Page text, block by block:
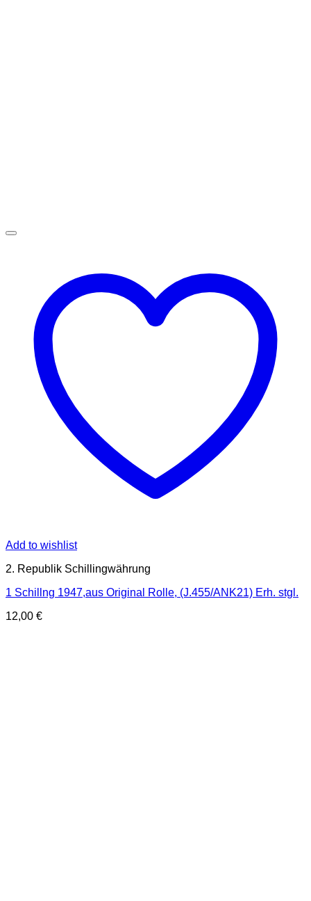
Add to wishlist
2. Republik Schillingwährung
1 Schillng 1947,aus Original Rolle, (J.455/ANK21) Erh. stgl.
12,00 €